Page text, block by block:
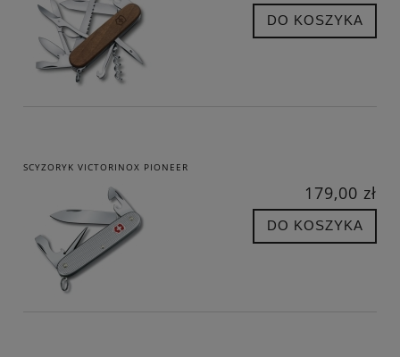
DO KOSZYKA
SCYZORYK VICTORINOX PIONEER
179,00 zł
DO KOSZYKA